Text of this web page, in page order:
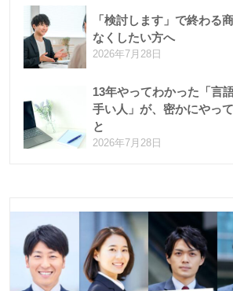
「検討します」で終わる商
なくしたい方へ
2026年7月28日
13年やってわかった「言
手い人」が、密かにやっ
と
2026年7月28日